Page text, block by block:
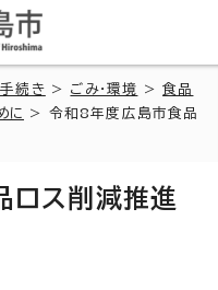
手続き > ごみ・環境 >食品
に
> 令和8年度広島市食品
ロス削減推進